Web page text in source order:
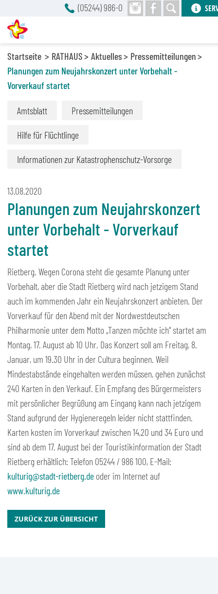
Startseite RATHAUS Aktuelles
Pressemitteilungen
Planungen zum Neujahrskonzert unter Vorbehalt -
Vorverkauf startet
Amtsblatt Pressemitteilungen
Hilfe für Flüchtlinge
Informationen zur Katastrophenschutz-Vorsorge
13.08.2020
Planungen zum Neujahrskonzert
unter Vorbehalt - Vorverkauf
startet
Rietberg. Wegen Corona steht die gesamte Planung unter
Vorbehalt, aber die Stadt Rietberg wird nach jetzigem Stand
auch im kommenden Jahr ein Neujahrskonzert anbieten. Der
Vorverkauf für den Abend mit der Nordwestdeutschen
Philharmonie unter dem Motto „Tanzen möchte ich“ startet am
Montag, 17. August ab 10 Uhr. Das Konzert soll am Freitag, 8.
Januar, um 19.30 Uhr in der Cultura beginnen. Weil
Mindestabstände eingehalten werden müssen, gehen zunächst
240 Karten in den Verkauf. Ein Empfang des Bürgermeisters
mit persönlicher Begrüßung am Eingang kann nach jetzigem
Stand aufgrund der Hygieneregeln leider nicht stattfinden.
Karten kosten im Vorverkauf zwischen 14,20 und 34 Euro und
sind ab dem 17. August bei der Touristikinformation der Stadt
Rietberg erhältlich: Telefon 05244 / 986 100, E-Mail:
kulturig@stadt-rietberg.de oder im Internet auf
www.kulturig.de
ZURÜCK ZUR ÜBERSICHT
(05244) 986-0